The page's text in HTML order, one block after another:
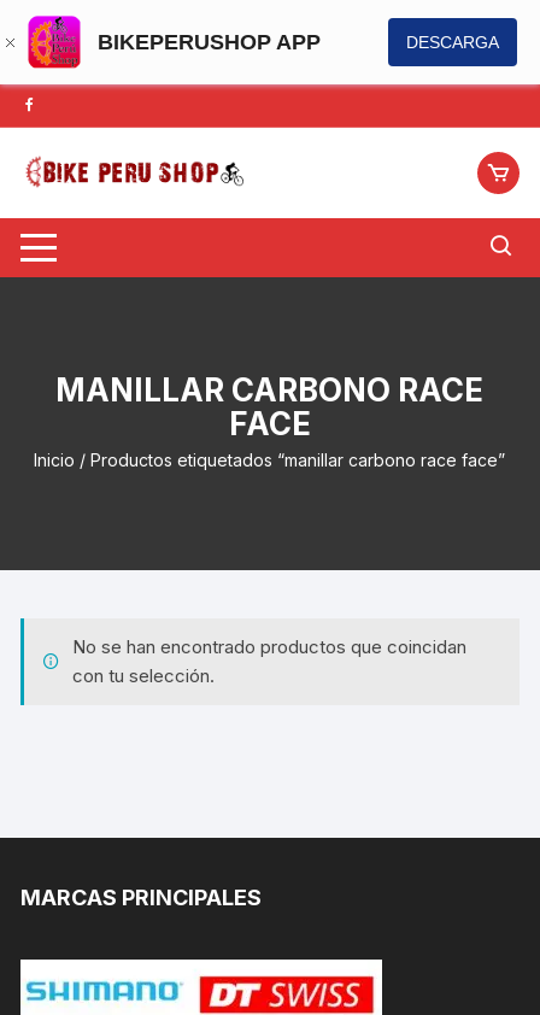
BIKEPERUSHOP APP DESCARGA
Saltar
al
contenido
MANILLAR CARBONO RACE
FACE
Inicio / Productos etiquetados “manillar carbono race face”
No se han encontrado productos que coincidan
con tu selección.
MARCAS PRINCIPALES